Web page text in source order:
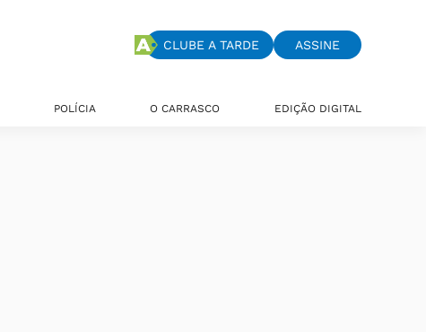
CLUBE A TARDE ASSINE
POLÍCIA O CARRASCO EDIÇÃO DIGITAL